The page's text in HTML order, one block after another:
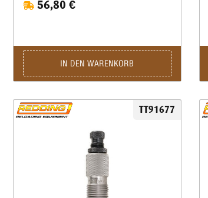
empfehlen, hierzu ein gutes wasserlösliches
Kalibrierfett (kein Graphit!) zu verwenden.Die
56,80 €
IN DEN WARENKORB
TT91677